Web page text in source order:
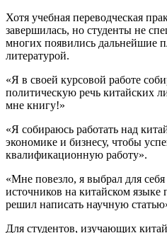
Хотя учебная переводческая
завершилась, но студенты не
многих появились дальнейшие
литературой.
«Я в своей курсовой работе
политическую речь китайских
мне книгу!»
«Я собираюсь работать над
экономике и бизнесу, чтобы
квалификационную работу».
«Мне повезло, я выбрал для
источников на китайском языке
решил написать научную
Для студентов, изучающих